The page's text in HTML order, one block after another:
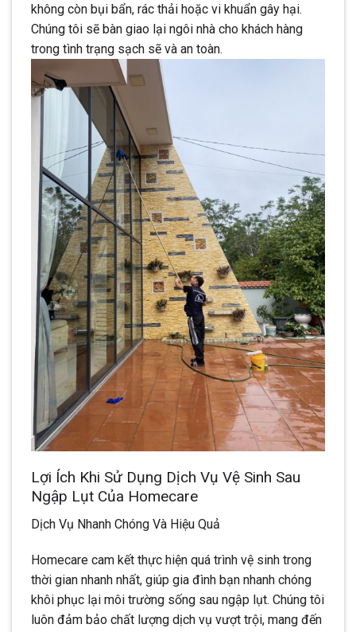
không còn bụi bẩn, rác thải hoặc vi khuẩn gây hại.
Chúng tôi sẽ bàn giao lại ngôi nhà cho khách hàng
trong tình trạng sạch sẽ và an toàn.
Lợi Ích Khi Sử Dụng Dịch Vụ Vệ Sinh Sau
Ngập Lụt Của Homecare
Dịch Vụ Nhanh Chóng Và Hiệu Quả
Homecare cam kết thực hiện quá trình vệ sinh trong
thời gian nhanh nhất, giúp gia đình bạn nhanh chóng
khôi phục lại môi trường sống sau ngập lụt. Chúng tôi
luôn đảm bảo chất lượng dịch vụ vượt trội, mang đến